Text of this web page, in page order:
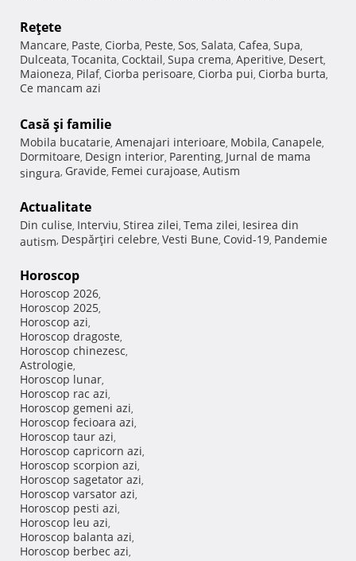
Reţete
Mancare, Paste, Ciorba, Peste, Sos, Salata, Cafea, Supa,
Dulceata, Tocanita, Cocktail, Supa crema, Aperitive, Desert,
Maioneza, Pilaf, Ciorba perisoare, Ciorba pui, Ciorba burta,
Ce mancam azi
Casă şi familie
Mobila bucatarie, Amenajari interioare, Mobila, Canapele,
Dormitoare, Design interior, Parenting, Jurnal de mama
singura, Gravide, Femei curajoase, Autism
Actualitate
Din culise, Interviu, Stirea zilei, Tema zilei, Iesirea din
autism, Despărţiri celebre, Vesti Bune, Covid-19, Pandemie
Horoscop
Horoscop 2026,
Horoscop 2025,
Horoscop azi,
Horoscop dragoste,
Horoscop chinezesc,
Astrologie,
Horoscop lunar,
Horoscop rac azi,
Horoscop gemeni azi,
Horoscop fecioara azi,
Horoscop taur azi,
Horoscop capricorn azi,
Horoscop scorpion azi,
Horoscop sagetator azi,
Horoscop varsator azi,
Horoscop pesti azi,
Horoscop leu azi,
Horoscop balanta azi,
Horoscop berbec azi,